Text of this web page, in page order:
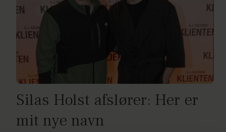
Silas Holst afslører: Her er
mit nye navn